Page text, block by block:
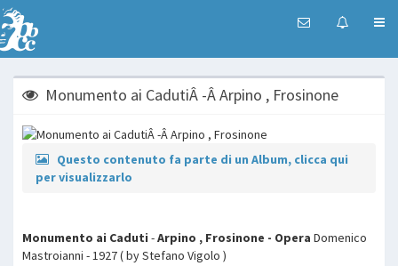
Monumento ai CadutiÂ -Â Arpino , Frosinone
Questo contenuto fa parte di un Album, clicca qui
per visualizzarlo
Monumento ai Caduti -Arpino , Frosinone - Opera Domenico
Mastroianni - 1927 ( by Stefano Vigolo )